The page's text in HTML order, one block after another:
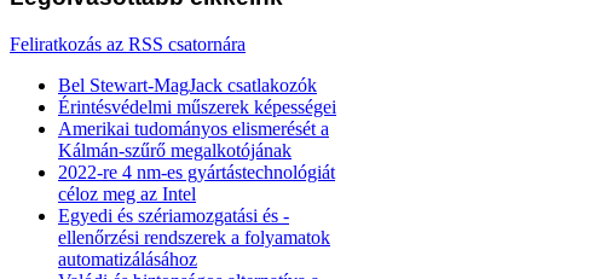
Feliratkozás az RSS csatornára
Bel Stewart-MagJack csatlakozók
Érintésvédelmi műszerek képességei
Amerikai tudományos elismerését a
Kálmán-szűrő megalkotójának
2022-re 4 nm-es gyártástechnológiát
céloz meg az Intel
Egyedi és szériamozgatási és -
ellenőrzési rendszerek a folyamatok
automatizálásához